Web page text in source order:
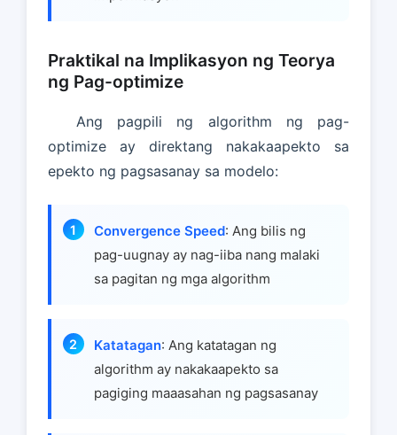
Praktikal na Implikasyon ng Teorya
ng Pag-optimize
Ang pagpili ng algorithm ng pag-
optimize ay direktang nakakaapekto sa
epekto ng pagsasanay sa modelo:
Convergence Speed: Ang bilis ng
pag-uugnay ay nag-iiba nang malaki
sa pagitan ng mga algorithm
Katatagan: Ang katatagan ng
algorithm ay nakakaapekto sa
pagiging maaasahan ng pagsasanay